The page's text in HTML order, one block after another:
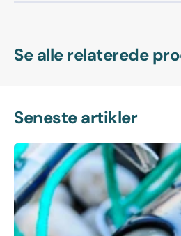
Se alle relaterede
Seneste artikler